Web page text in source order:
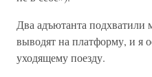
Два адъютанта подхватили
выводят на платформу, и я
уходящему поезду.